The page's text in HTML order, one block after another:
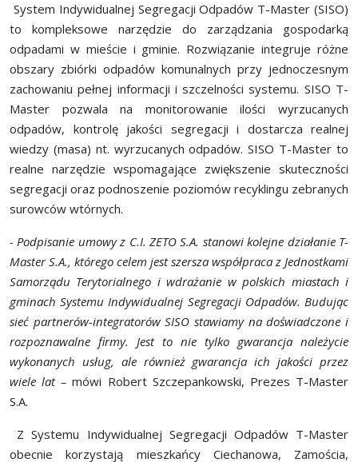
System Indywidualnej Segregacji Odpadów T-Master (SISO)
to kompleksowe narzędzie do zarządzania gospodarką
odpadami w mieście i gminie. Rozwiązanie integruje różne
obszary zbiórki odpadów komunalnych przy jednoczesnym
zachowaniu pełnej informacji i szczelności systemu. SISO T-
Master pozwala na monitorowanie ilości wyrzucanych
odpadów, kontrolę jakości segregacji i dostarcza realnej
wiedzy (masa) nt. wyrzucanych odpadów. SISO T-Master to
realne narzędzie wspomagające zwiększenie skuteczności
segregacji oraz podnoszenie poziomów recyklingu zebranych
surowców wtórnych.
-Podpisanie umowy z C.I. ZETO S.A. stanowi kolejne działanie T-
Master S.A., którego celem jest szersza współpraca z Jednostkami
Samorządu Terytorialnego i wdrażanie w polskich miastach i
gminach Systemu Indywidualnej Segregacji Odpadów. Budując
sieć partnerów-integratorów SISO stawiamy na doświadczone i
rozpoznawalne firmy. Jest to nie tylko gwarancja należycie
wykonanych usług, ale również gwarancja ich jakości przez
wiele lat –mówi Robert Szczepankowski, Prezes T-Master
S.A.
Z Systemu Indywidualnej Segregacji Odpadów T-Master
obecnie korzystają mieszkańcy Ciechanowa, Zamościa,